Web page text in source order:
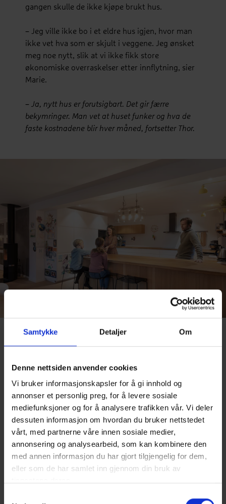
Samtykke Detaljer Om
Denne nettsiden anvender cookies
Vi bruker informasjonskapsler for å gi innhold og
annonser et personlig preg, for å levere sosiale
mediefunksjoner og for å analysere trafikken vår. Vi deler
dessuten informasjon om hvordan du bruker nettstedet
vårt, med partnerne våre innen sosiale medier,
annonsering og analysearbeid, som kan kombinere den
med annen informasjon du har gjort tilgjengelig for dem,
eller som de har samlet inn gjennom din bruk av
gangen skulle de ikke kjøpe brukt hus.
– Jeg ville ikke bo i et eldre hus igjen, hvor man
ikke vet hva som er skjult i veggene. Jeg ønsket
meg noe nytt, slik at vi ikke fikk store
økonomiske overraskelser etter innflytning, sier
Marie.
– Ja, nytt hus er forutsigbart. Det gir færre
bekymringer. Man vet at huset funker og hva de
faste kostnadene blir hver måned, fortsetter Thor.
Et hjem å vokse i
Familien er blitt veldig glade i sin
en stor sosial sone i første etasje, fire romslige
soverom, to bad, eget vaskerom, ekstra TV-stue
og flere boder.
Klikk her
ferdighus fra BoligPartner.
– Dette er et hus som barna virkelig kan vokse i.